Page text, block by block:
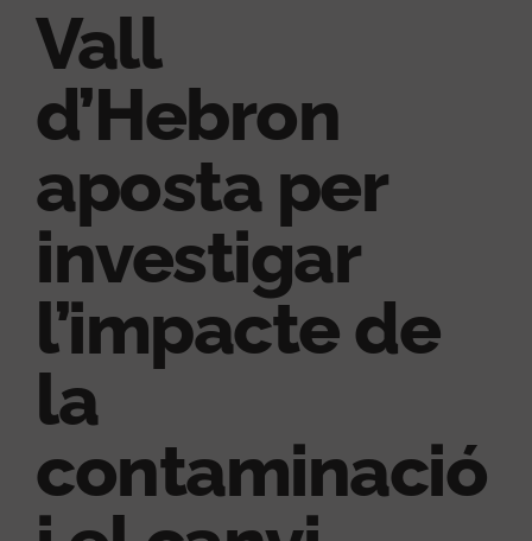
Vall
d’Hebron
aposta per
investigar
l’impacte de
la
contaminació